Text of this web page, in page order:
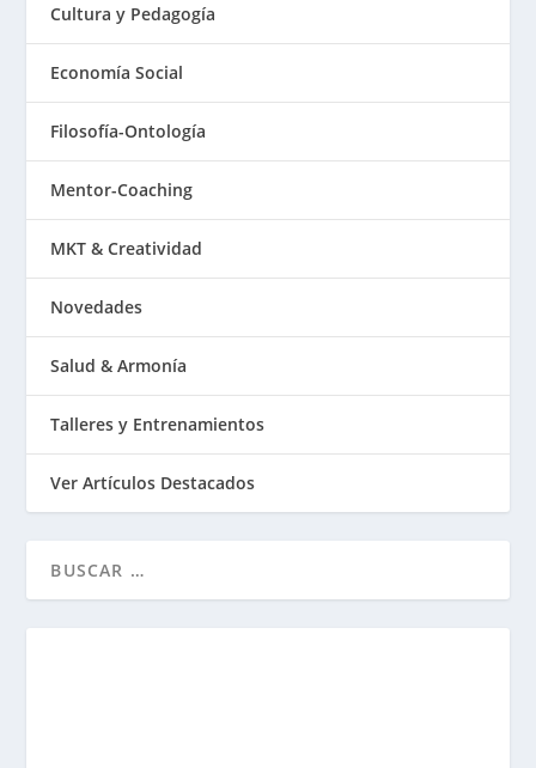
Cultura y Pedagogía
Economía Social
Filosofía-Ontología
Mentor-Coaching
MKT & Creatividad
Novedades
Salud & Armonía
Talleres y Entrenamientos
Ver Artículos Destacados